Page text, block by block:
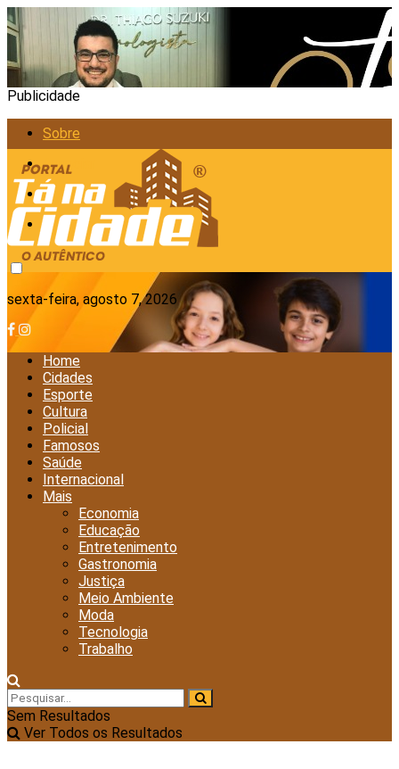
Publicidade
Sobre
Anunciar
Política de Privacidade
Contato
sexta-feira, agosto 7, 2026
Home
Cidades
Esporte
Cultura
Policial
Famosos
Saúde
Internacional
Mais
Economia
Educação
Entretenimento
Gastronomia
Justiça
Meio Ambiente
Moda
Tecnologia
Trabalho
Sem Resultados
Ver Todos os Resultados